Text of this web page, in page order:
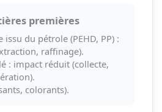
premières
issu du pétrole (PEHD, PP) :
raffinage).
: impact réduit (collecte,
colorants).